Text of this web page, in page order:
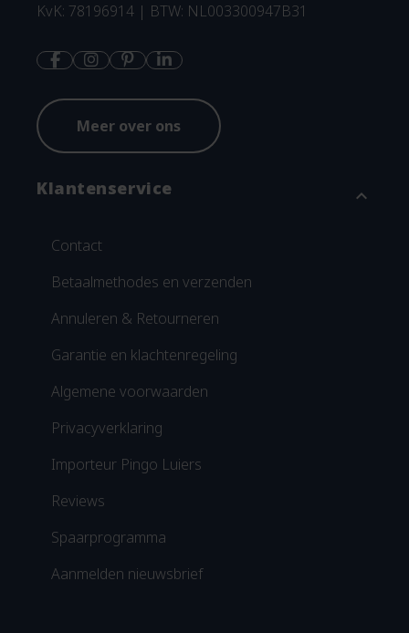
KvK: 78196914 | BTW: NL003300947B31
Meer over ons
Klantenservice expand_more
Contact
Betaalmethodes en verzenden
Annuleren & Retourneren
Garantie en klachtenregeling
Algemene voorwaarden
Privacyverklaring
Importeur Pingo Luiers
Reviews
Spaarprogramma
Aanmelden nieuwsbrief